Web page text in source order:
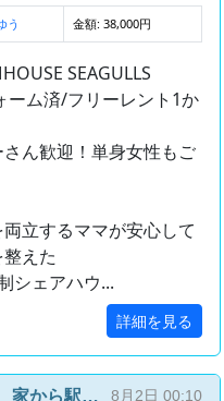
う 金額: 38,000円
SEAGULLS
ーム済/フリーレント1か
ん歓迎！単身女性もご
立するママが安心して
えた
シェアハウ...
詳細を見る
家賃2万から！横須賀市追浜駅、家から駅まで徒歩7分、品川40分、横浜20分 8月2日 00:10